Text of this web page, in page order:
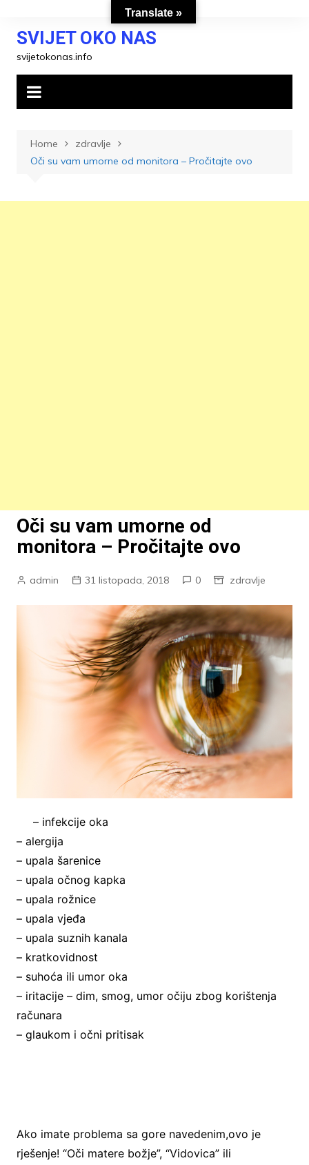
contentSVIJET OKO NAS
svijetokonas.info
Home
zdravlje
Oči su vam umorne od monitora – Pročitajte ovo
Oči su vam umorne od
monitora – Pročitajte ovo
admin 31 listopada, 2018 0 zdravlje
– infekcije oka
– alergija
– upala šarenice
– upala očnog kapka
– upala rožnice
– upala vjeđa
– upala suznih kanala
– kratkovidnost
– suhoća ili umor oka
– iritacije – dim, smog, umor očiju zbog korištenja
računara
– glaukom i očni pritisak
Ako imate problema sa gore navedenim,ovo je
rješenje! “Oči matere božje”, “Vidovica” ili
Translate »